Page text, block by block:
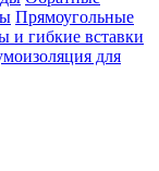
Прямоугольные
и гибкие вставки
для